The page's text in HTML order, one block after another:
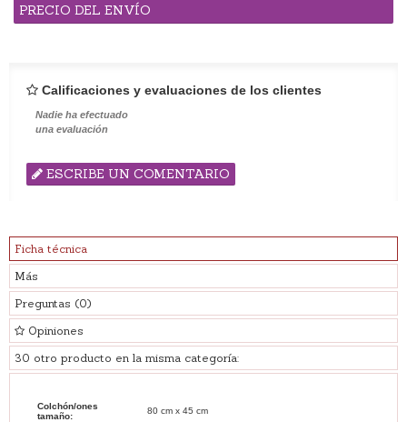
PRECIO DEL ENVÍO
Calificaciones y evaluaciones de los clientes
Nadie ha efectuado
una evaluación
ESCRIBE UN COMENTARIO
Ficha técnica
Más
Preguntas (0)
Opiniones
30 otro producto en la misma categoría:
Colchón/ones
tamaño:
80 cm x 45 cm